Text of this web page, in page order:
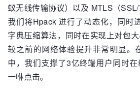
蚁无线传输协议）以及 MTLS（SSL/
我们将Hpack 进行了动态化，同时
字典压缩算法，同时在实现上对包大
较之前的网络体验提升非常明显。
中，我们支撑了3亿终端用户同时
一咻点击。